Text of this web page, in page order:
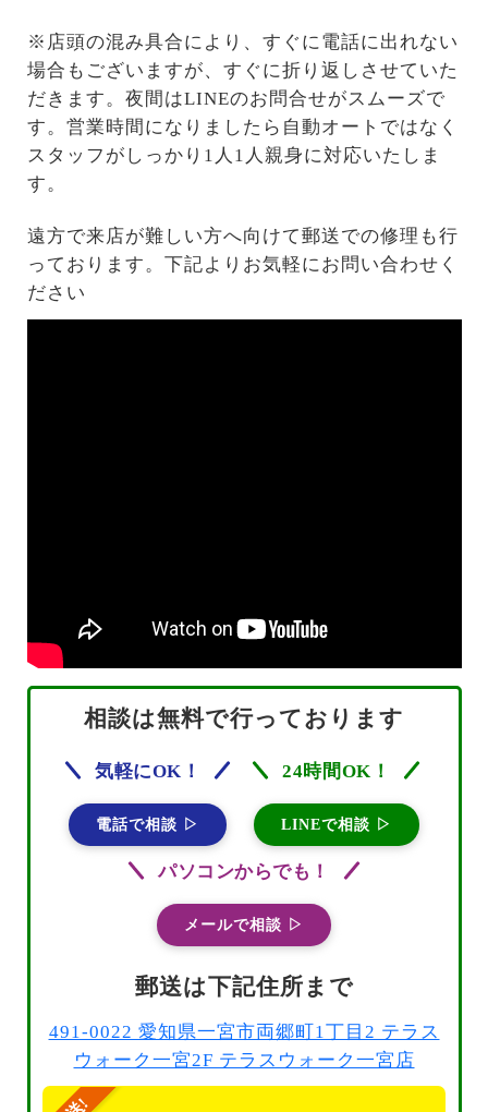
※店頭の混み具合により、すぐに電話に出れない
場合もございますが、すぐに折り返しさせていた
だきます。夜間はLINEのお問合せがスムーズで
す。営業時間になりましたら自動オートではなく
スタッフがしっかり1人1人親身に対応いたしま
す。
遠方で来店が難しい方へ向けて郵送での修理も行
っております。下記よりお気軽にお問い合わせく
ださい
相談は無料で行っております
気軽にOK！
電話で相談 ▷
24時間OK！
LINEで相談 ▷
パソコンからでも！
メールで相談 ▷
郵送は下記住所まで
491-0022 愛知県一宮市両郷町1丁目2 テラス
ウォーク一宮2F テラスウォーク一宮店